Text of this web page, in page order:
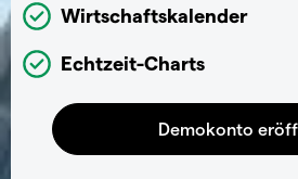
Wirtschaftskalender
Echtzeit-Charts